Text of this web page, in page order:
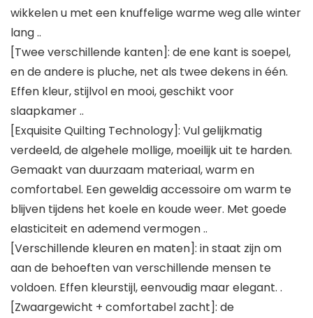
wikkelen u met een knuffelige warme weg alle winter
lang ..
[Twee verschillende kanten]: de ene kant is soepel,
en de andere is pluche, net als twee dekens in één.
Effen kleur, stijlvol en mooi, geschikt voor
slaapkamer ..
[Exquisite Quilting Technology]: Vul gelijkmatig
verdeeld, de algehele mollige, moeilijk uit te harden.
Gemaakt van duurzaam materiaal, warm en
comfortabel. Een geweldig accessoire om warm te
blijven tijdens het koele en koude weer. Met goede
elasticiteit en ademend vermogen ..
[Verschillende kleuren en maten]: in staat zijn om
aan de behoeften van verschillende mensen te
voldoen. Effen kleurstijl, eenvoudig maar elegant. .
[Zwaargewicht + comfortabel zacht]: de